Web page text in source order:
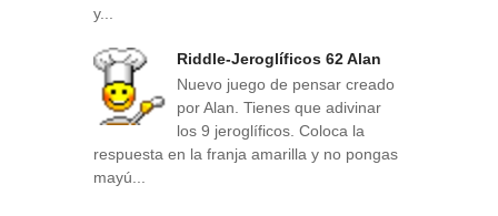
y...
Riddle-Jeroglíficos 62 Alan
Nuevo juego de pensar creado
por Alan. Tienes que adivinar
los 9 jeroglíficos. Coloca la
respuesta en la franja amarilla y no pongas
mayú...